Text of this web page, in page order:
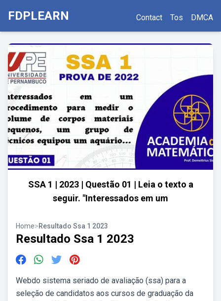
FDPLEARN Contact Tos DMCA
SSA 1 | 2023 | Questão 01 | Leia o texto a
seguir. "Interessados em um
Home>Resultado Ssa 1 2023
Resultado Ssa 1 2023
Webdo sistema seriado de avaliação (ssa) para a
seleção de candidatos aos cursos de graduação da